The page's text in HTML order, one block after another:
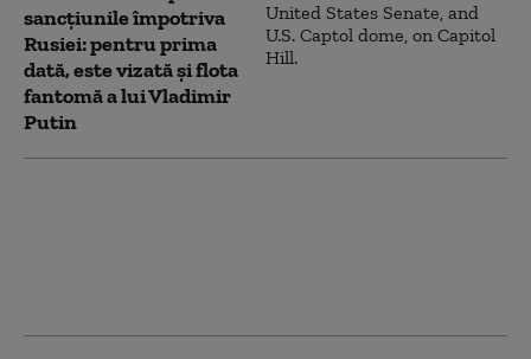
sancțiunile împotriva
Rusiei: pentru prima
dată, este vizată și flota
fantomă a lui Vladimir
Putin